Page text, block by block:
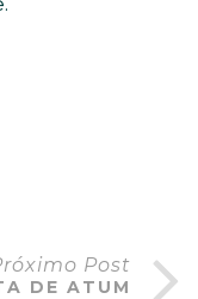
Post
DE ATUM